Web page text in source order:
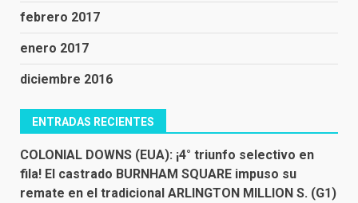
febrero 2017
enero 2017
diciembre 2016
ENTRADAS RECIENTES
COLONIAL DOWNS (EUA): ¡4° triunfo selectivo en
fila! El castrado BURNHAM SQUARE impuso su
remate en el tradicional ARLINGTON MILLION S. (G1)